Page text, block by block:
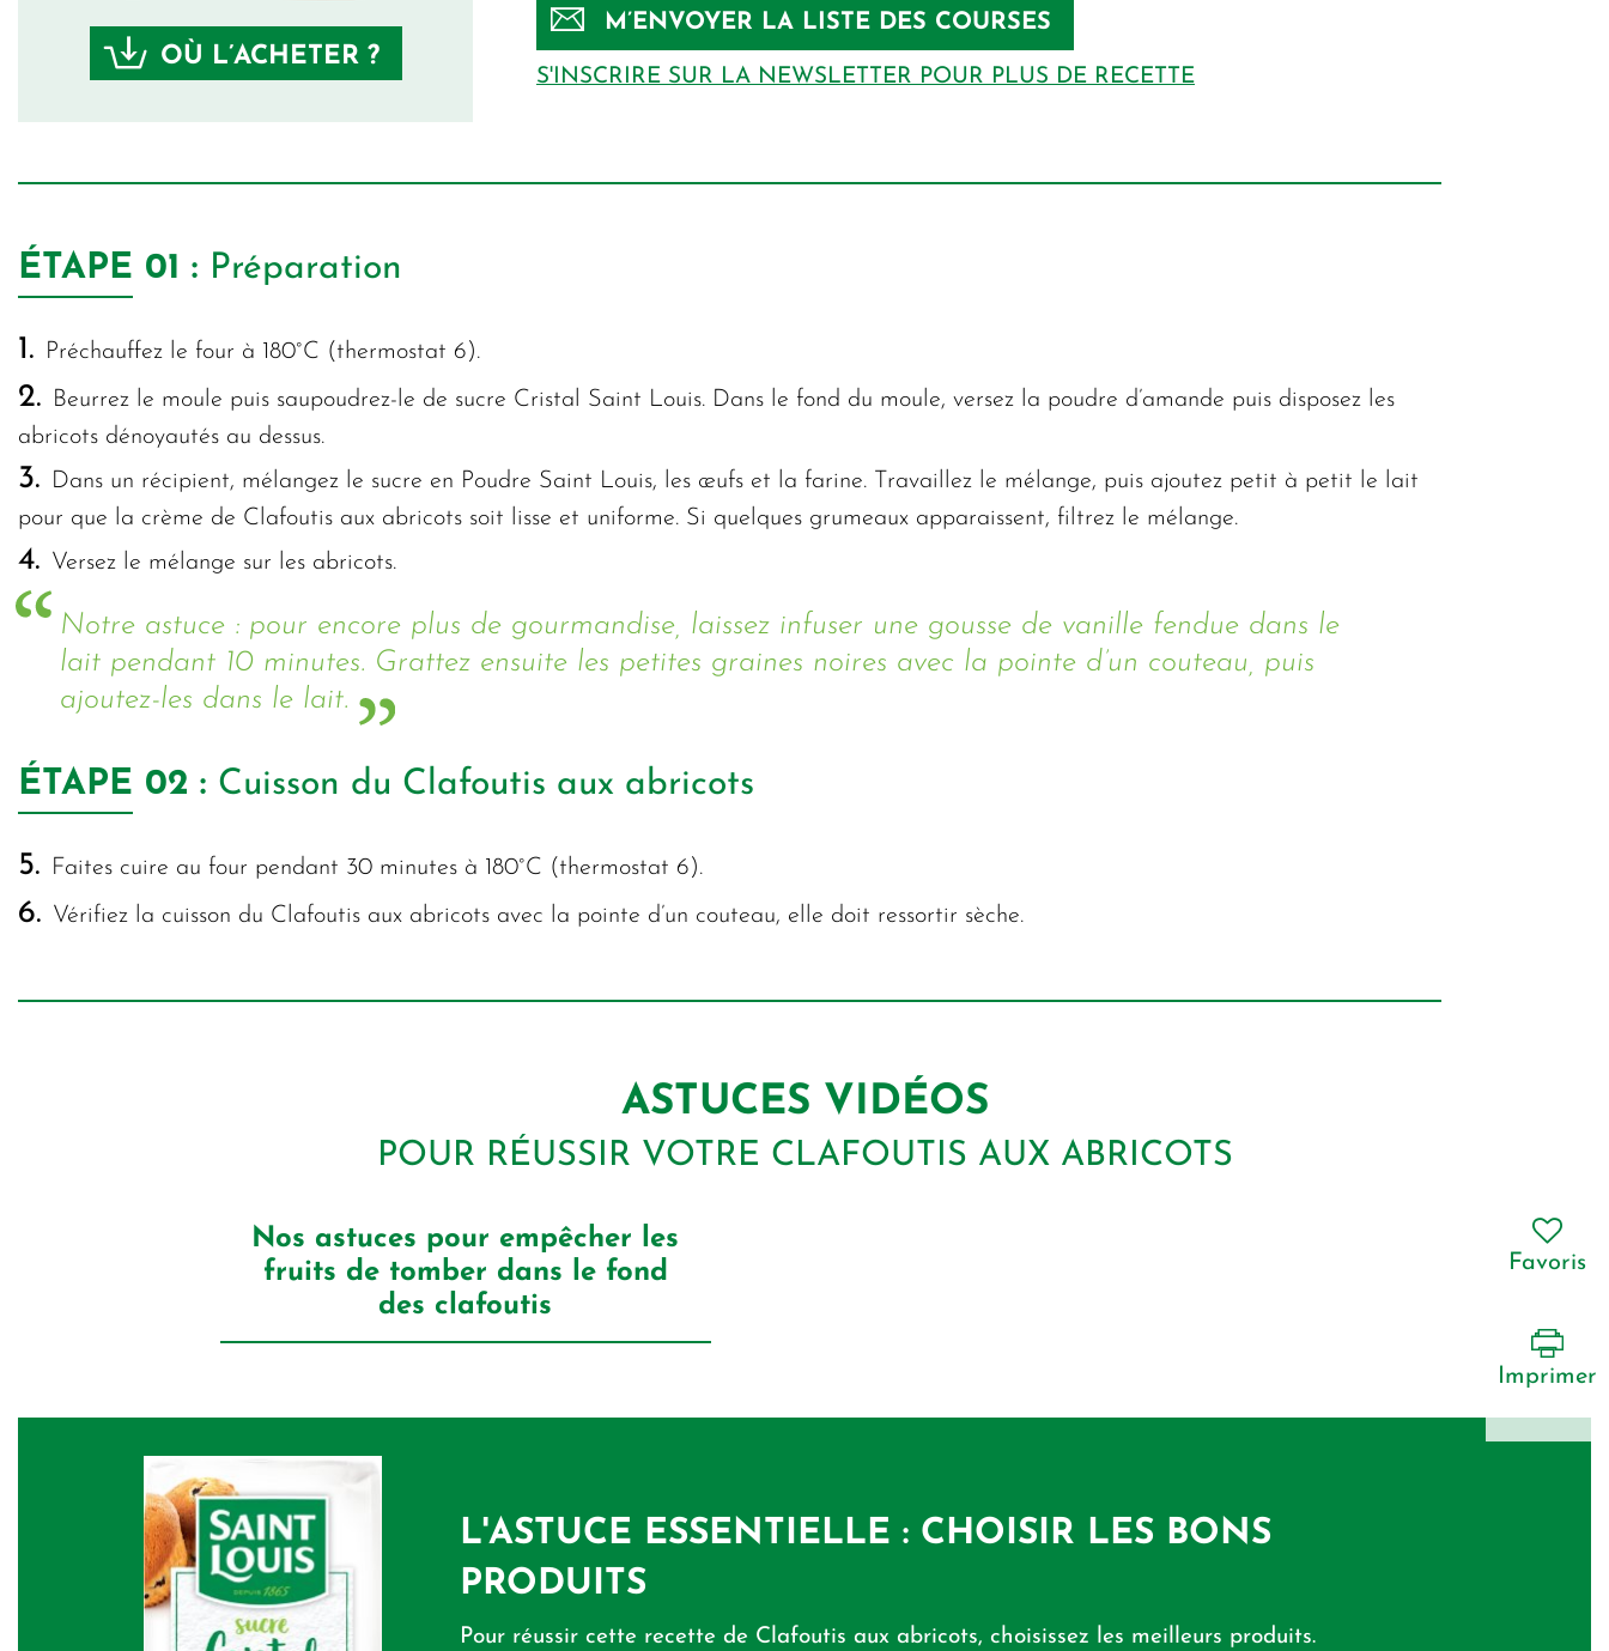
OÙ L’ACHETER ?
M’ENVOYER LA LISTE DES COURSES
S'INSCRIRE SUR LA NEWSLETTER POUR PLUS DE RECETTE
ÉTAPE 01 : Préparation
1. Préchauffez le four à 180°C (thermostat 6).
2. Beurrez le moule puis saupoudrez-le de sucre Cristal Saint Louis. Dans le fond du moule, versez la poudre d’amande puis disposez les
abricots dénoyautés au dessus.
3. Dans un récipient, mélangez le sucre en Poudre Saint Louis, les œufs et la farine. Travaillez le mélange, puis ajoutez petit à petit le lait
pour que la crème de Clafoutis aux abricots soit lisse et uniforme. Si quelques grumeaux apparaissent, filtrez le mélange.
4. Versez le mélange sur les abricots.
Notre astuce : pour encore plus de gourmandise, laissez infuser une gousse de vanille fendue dans le
lait pendant 10 minutes. Grattez ensuite les petites graines noires avec la pointe d’un couteau, puis
ajoutez-les dans le lait.
ÉTAPE 02 : Cuisson du Clafoutis aux abricots
5. Faites cuire au four pendant 30 minutes à 180°C (thermostat 6).
6. Vérifiez la cuisson du Clafoutis aux abricots avec la pointe d’un couteau, elle doit ressortir sèche.
ASTUCES VIDÉOS
POUR RÉUSSIR VOTRE CLAFOUTIS AUX ABRICOTS
Nos astuces pour empêcher les
fruits de tomber dans le fond
des clafoutis
L'ASTUCE ESSENTIELLE : CHOISIR LES BONS
PRODUITS
Pour réussir cette recette de Clafoutis aux abricots, choisissez les meilleurs produits.
Favoris
Imprimer